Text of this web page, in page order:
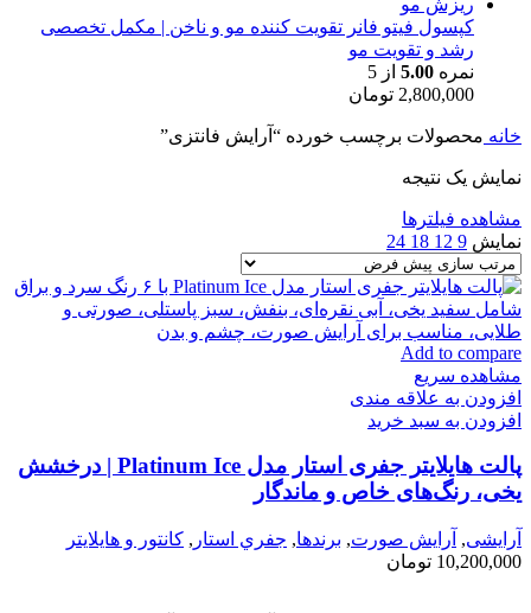
کپسول فیتو فانر تقویت کننده مو و ناخن | مکمل تخصصی
رشد و تقویت مو
نمره 5.00 از 5
2,800,000 تومان
خانه محصولات برچسب خورده “آرایش فانتزی”
نمایش یک نتیجه
مشاهده فیلترها
نمایش 9
12
18
24
Add to compare
مشاهده سریع
افزودن به علاقه مندی
افزودن به سبد خرید
پالت هایلایتر جفری استار مدل Platinum Ice | درخشش
یخی، رنگ‌های خاص و ماندگار
آرایشی, آرايش صورت, برندها, جفري استار , كانتور و هايلايتر
10,200,000 تومان